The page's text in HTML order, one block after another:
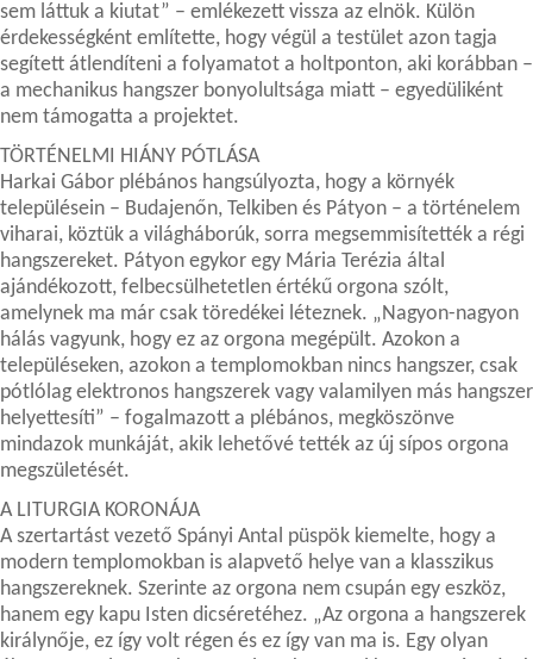
sem láttuk a kiutat” – emlékezett vissza az elnök. Külön
érdekességként említette, hogy végül a testület azon tagja
segített átlendíteni a folyamatot a holtponton, aki korábban –
a mechanikus hangszer bonyolultsága miatt – egyedüliként
nem támogatta a projektet.
TÖRTÉNELMI HIÁNY PÓTLÁSA
Harkai Gábor plébános hangsúlyozta, hogy a környék
településein – Budajenőn, Telkiben és Pátyon – a történelem
viharai, köztük a világháborúk, sorra megsemmisítették a régi
hangszereket. Pátyon egykor egy Mária Terézia által
ajándékozott, felbecsülhetetlen értékű orgona szólt,
amelynek ma már csak töredékei léteznek. „Nagyon-nagyon
hálás vagyunk, hogy ez az orgona megépült. Azokon a
településeken, azokon a templomokban nincs hangszer, csak
pótlólag elektronos hangszerek vagy valamilyen más hangszer
helyettesíti” – fogalmazott a plébános, megköszönve
mindazok munkáját, akik lehetővé tették az új sípos orgona
megszületését.
A LITURGIA KORONÁJA
A szertartást vezető Spányi Antal püspök kiemelte, hogy a
modern templomokban is alapvető helye van a klasszikus
hangszereknek. Szerinte az orgona nem csupán egy eszköz,
hanem egy kapu Isten dicséretéhez. „Az orgona a hangszerek
királynője, ez így volt régen és ez így van ma is. Egy olyan